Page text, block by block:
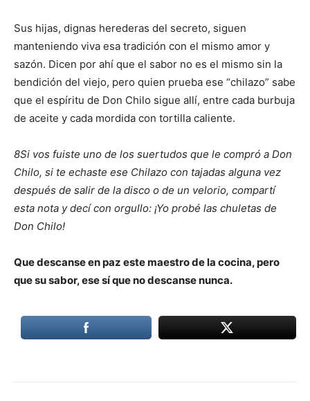
Sus hijas, dignas herederas del secreto, siguen
manteniendo viva esa tradición con el mismo amor y
sazón. Dicen por ahí que el sabor no es el mismo sin la
bendición del viejo, pero quien prueba ese “chilazo” sabe
que el espíritu de Don Chilo sigue allí, entre cada burbuja
de aceite y cada mordida con tortilla caliente.
8Si vos fuiste uno de los suertudos que le compró a Don
Chilo, si te echaste ese Chilazo con tajadas alguna vez
después de salir de la disco o de un velorio, compartí
esta nota y decí con orgullo: ¡Yo probé las chuletas de
Don Chilo!
Que descanse en paz este maestro de la cocina, pero
que su sabor, ese sí que no descanse nunca.